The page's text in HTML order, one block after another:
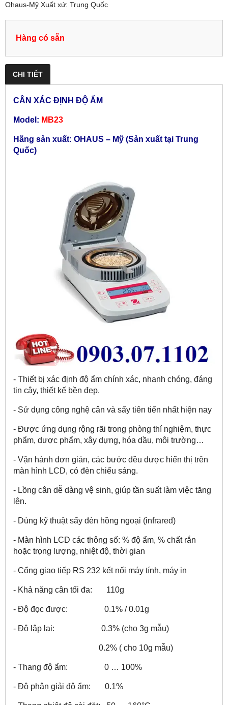
Ohaus-Mỹ Xuất xứ: Trung Quốc
Hàng có sẵn
CHI TIẾT
CÂN XÁC ĐỊNH ĐỘ ẨM
Model: MB23
Hãng sản xuất: OHAUS – Mỹ (Sản xuất tại Trung
Quốc)
- Thiết bị xác định độ ẩm chính xác, nhanh chóng, đáng
tin cậy, thiết kế bền đẹp.
- Sử dụng công nghệ cân và sấy tiên tiến nhất hiện nay
- Được ứng dụng rộng rãi trong phòng thí nghiệm, thực
phẩm, dược phẩm, xây dựng, hóa dầu, môi trường…
- Vận hành đơn giản, các bước đều được hiển thị trên
màn hình LCD, có đèn chiếu sáng.
- Lồng cân dễ dàng vệ sinh, giúp tần suất làm việc tăng
lên.
- Dùng kỹ thuật sấy đèn hồng ngoại (infrared)
- Màn hình LCD các thông số: % độ ẩm, % chất rắn
hoặc trọng lượng, nhiệt độ, thời gian
- Cổng giao tiếp RS 232 kết nối máy tính, máy in
- Khả năng cân tối đa: 110g
- Độ đọc được: 0.1% / 0.01g
- Độ lập lại: 0.3% (cho 3g mẫu)
0.2% ( cho 10g mẫu)
- Thang độ ẩm: 0 … 100%
- Độ phân giải độ ẩm: 0.1%